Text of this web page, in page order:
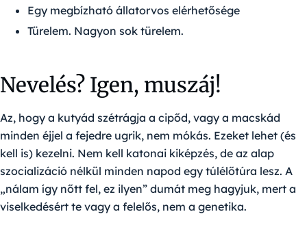
Egy megbízható állatorvos elérhetősége
Türelem. Nagyon sok türelem.
Nevelés? Igen, muszáj!
Az, hogy a kutyád szétrágja a cipőd, vagy a macskád
minden éjjel a fejedre ugrik, nem mókás. Ezeket lehet (és
kell is) kezelni. Nem kell katonai kiképzés, de az alap
szocializáció nélkül minden napod egy túlélőtúra lesz. A
„nálam így nőtt fel, ez ilyen” dumát meg hagyjuk, mert a
viselkedésért te vagy a felelős, nem a genetika.